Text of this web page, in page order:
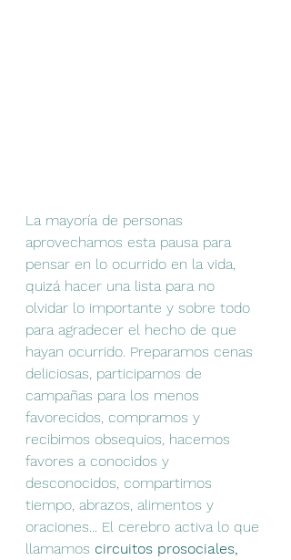
La mayoría de personas
aprovechamos esta pausa para
pensar en lo ocurrido en la vida,
quizá hacer una lista para no
olvidar lo importante y sobre todo
para agradecer el hecho de que
hayan ocurrido. Preparamos cenas
deliciosas, participamos de
campañas para los menos
favorecidos, compramos y
recibimos obsequios, hacemos
favores a conocidos y
desconocidos, compartimos
tiempo, abrazos, alimentos y
oraciones... El cerebro activa lo que
llamamos circuitos prosociales,